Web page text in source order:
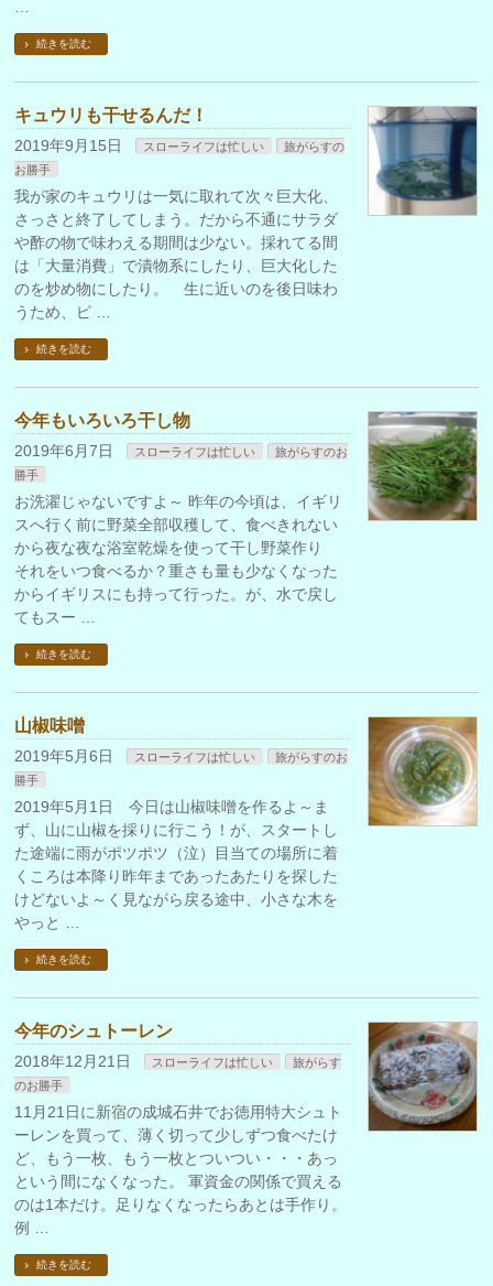
続きを読む
キュウリも干せるんだ！
2019年9月15日 スローライフは忙しい
旅がらすの
お勝手
我が家のキュウリは一気に取れて次々巨大化、
さっさと終了してしまう。だから不通にサラダ
や酢の物で味わえる期間は少ない。採れてる間
は「大量消費」で漬物系にしたり、巨大化した
のを炒め物にしたり。 生に近いのを後日味わ
うため、ピ …
続きを読む
今年もいろいろ干し物
2019年6月7日 スローライフは忙しい
旅がらすのお
勝手
お洗濯じゃないですよ～ 昨年の今頃は、イギリ
スへ行く前に野菜全部収穫して、食べきれない
から夜な夜な浴室乾燥を使って干し野菜作り
それをいつ食べるか？重さも量も少なくなった
からイギリスにも持って行った。が、水で戻し
てもスー …
続きを読む
山椒味噌
2019年5月6日 スローライフは忙しい
旅がらすのお
勝手
2019年5月1日 今日は山椒味噌を作るよ～ま
ず、山に山椒を採りに行こう！が、スタートし
た途端に雨がポツポツ（泣）目当ての場所に着
くころは本降り昨年まであったあたりを探した
けどないよ～く見ながら戻る途中、小さな木を
やっと …
続きを読む
今年のシュトーレン
2018年12月21日 スローライフは忙しい
旅がらす
のお勝手
11月21日に新宿の成城石井でお徳用特大シュト
ーレンを買って、薄く切って少しずつ食べたけ
ど、もう一枚、もう一枚とついつい・・・あっ
という間になくなった。 軍資金の関係で買える
のは1本だけ。足りなくなったらあとは手作り。
例 …
続きを読む